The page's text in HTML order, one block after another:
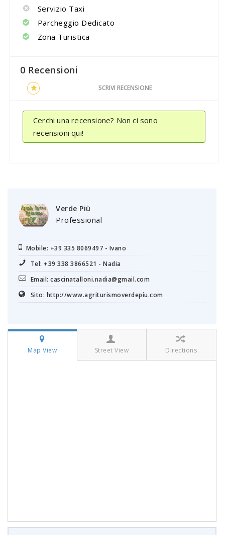
Servizio Taxi
Parcheggio Dedicato
Zona Turistica
0 Recensioni
SCRIVI RECENSIONE
Cerchi una recensione? Non ci sono
recensioni qui!
Verde Più
Professional
Mobile: +39 335 8069497 - Ivano
Tel: +39 338 3866521 - Nadia
Email: cascinatalloni.nadia@gmail.com
Sito: http://www.agriturismoverdepiu.com
Map View Street View Directions